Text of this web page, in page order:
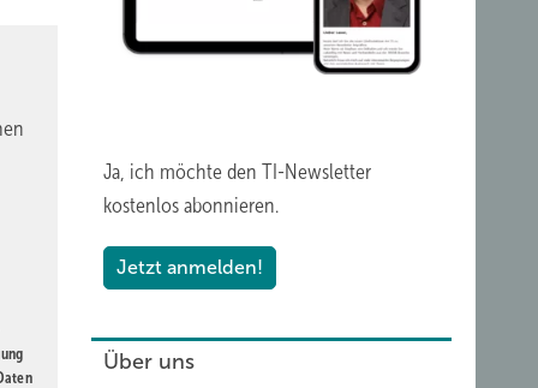
für
Ja, ich möchte den TI-Newsletter
kostenlos abonnieren.
Jetzt anmelden!
Über uns